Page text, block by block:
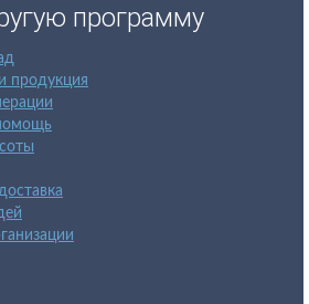
программу
продукция